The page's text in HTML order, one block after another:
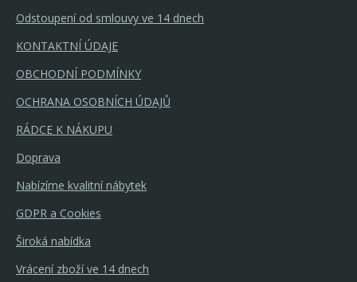
Odstoupení od smlouvy ve 14 dnech
KONTAKTNÍ ÚDAJE
OBCHODNÍ PODMÍNKY
OCHRANA OSOBNÍCH ÚDAJŮ
RÁDCE K NÁKUPU
Doprava
Nabízíme kvalitní nábytek
GDPR a Cookies
Široká nabídka
Vrácení zboží ve 14 dnech